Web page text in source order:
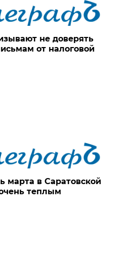
не доверять
от налоговой
марта в Саратовской
теплым